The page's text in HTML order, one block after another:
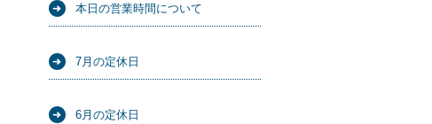
本日の営業時間について
7月の定休日
6月の定休日